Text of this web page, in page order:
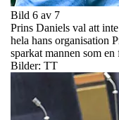
Bild 6 av 7
Prins Daniels val att
hela hans organisation
sparkat mannen som
Bilder: TT